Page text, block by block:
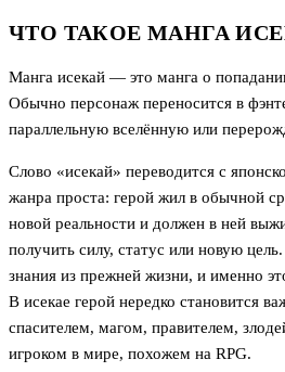
ЧТО ТАКОЕ МАНГА
Манга исекай — это манга о
Обычно персонаж переносится в
параллельную вселённую или
Слово «исекай» переводится с
жанра проста: герой жил в обычной
новой реальности и должен в ней
получить силу, статус или новую
знания из прежней жизни, и именно
В исекае герой нередко становится
спасителем, магом, правителем,
игроком в мире, похожем на RPG.